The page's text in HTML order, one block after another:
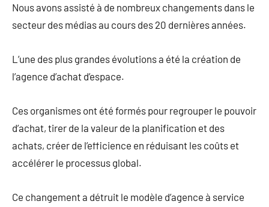
Nous avons assisté à de nombreux changements dans le
secteur des médias au cours des 20 dernières années.
L’une des plus grandes évolutions a été la création de
l’agence d’achat d’espace.
Ces organismes ont été formés pour regrouper le pouvoir
d’achat, tirer de la valeur de la planification et des
achats, créer de l’efficience en réduisant les coûts et
accélérer le processus global.
Ce changement a détruit le modèle d’agence à service